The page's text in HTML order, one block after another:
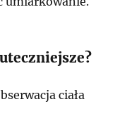
ciała